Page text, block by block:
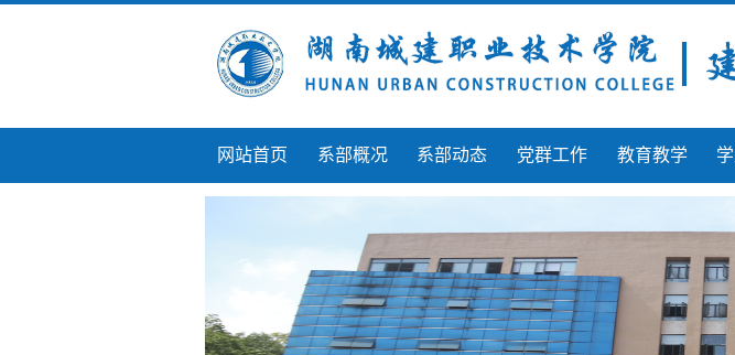
网站首页 系部概况 系部动态 党群工作 教育教学